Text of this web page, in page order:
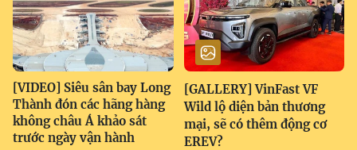
[VIDEO] Siêu sân bay Long
Thành đón các hãng hàng
không châu Á khảo sát
trước ngày vận hành
[GALLERY] VinFast VF
Wild lộ diện bản thương
mại, sẽ có thêm động cơ
EREV?